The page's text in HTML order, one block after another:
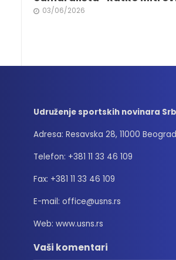
03/06/2026
Udruženje sportskih novinara
Adresa: Resavska 28, 11000 Beograd
Telefon: +381 11 33 46 109
Fax: +381 11 33 46 109
E-mail: office@usns.rs
Web: www.usns.rs
Vaši komentari